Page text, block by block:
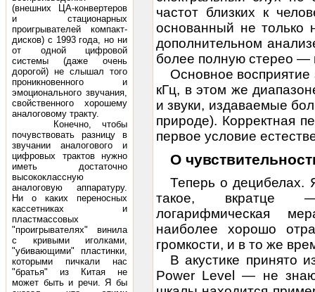
(внешних ЦА-конвертеров
и стационарных
проигрывателей компакт-
дисков) с 1993 года, но ни
от одной цифровой
системы (даже очень
дорогой) не слышал того
проникновенного и
эмоционального звучания,
свойственного хорошему
аналоговому тракту.
Конечно, чтобы
почувствовать разницу в
звучании аналогового и
цифровых трактов нужно
иметь достаточно
высококлассную
аналоговую аппаратуру.
Ни о каких переносных
кассетниках и
пластмассовых
"проигрывателях" винила
с кривыми иголками,
"убивающими" пластинки,
которыми пичкали нас
"братья" из Китая не
может быть и речи. Я бы
частот близких к
основанный не только
дополнительном
более полную стерео
Основное восприятие
кГц, в этом же
и звуки, издаваемые
природе). Корректная
первое условие
О
Теперь о децибелах.
такое, вкратце —
логарифмическая
наиболее хорошо
громкости, и в то же
В акустике принято
Power Level — не